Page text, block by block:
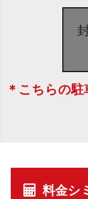
＊こちらの
料金シ